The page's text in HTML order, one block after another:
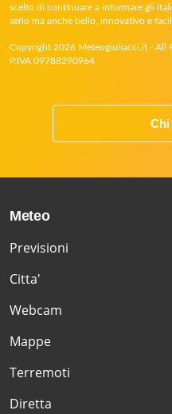
scelto di continuare a informare gli
serio ma anche bello, innovativo e
Copyright 2026 Meteogiuliacci.it - All
P.IVA 09788290964
Chi
Meteo
Previsioni
Citta'
Webcam
Mappe
Terremoti
Diretta